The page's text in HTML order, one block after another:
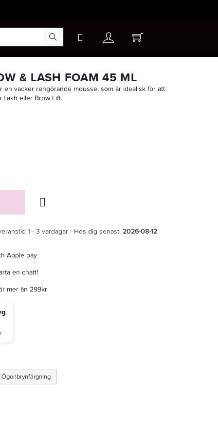
& LASH FOAM 45 ML
en vacker rengörande mousse, som är idealisk för att
Lash eller Brow Lift.
1 - 3 vardagar - Hos dig senast: 2026-08-12
Apple pay
en chatt!
mer än 299kr
Ögonbrynfärgning